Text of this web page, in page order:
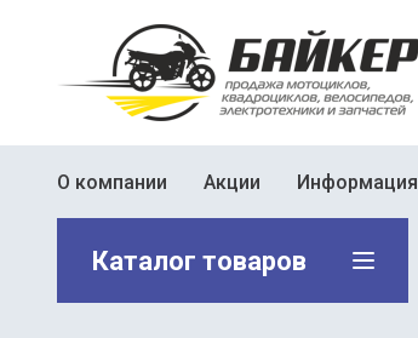
О компании Акции Информация
Каталог товаров